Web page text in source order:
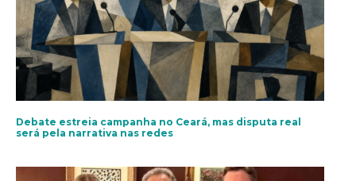
Debate estreia campanha no Ceará, mas disputa real
será pela narrativa nas redes